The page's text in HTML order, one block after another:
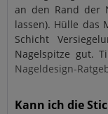
an den Rand der
lassen). Hülle das
Schicht
Nagelspitze gut.
Nageldesign-
Kann ich die